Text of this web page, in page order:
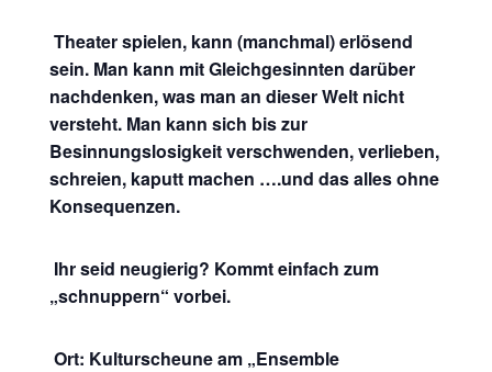
Theater spielen, kann (manchmal) erlösend
sein. Man kann mit Gleichgesinnten darüber
nachdenken, was man an dieser Welt nicht
versteht. Man kann sich bis zur
Besinnungslosigkeit verschwenden, verlieben,
schreien, kaputt machen ….und das alles ohne
Konsequenzen.
Ihr seid neugierig? Kommt einfach zum
„schnuppern“ vorbei.
Ort: Kulturscheune am „Ensemble